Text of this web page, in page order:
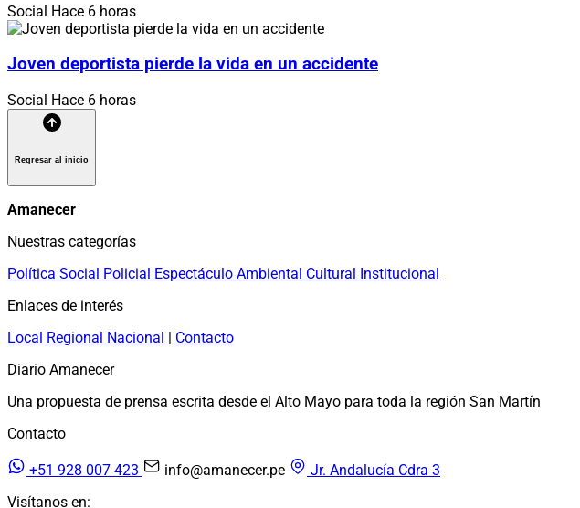
Social Hace 6 horas
Joven deportista pierde la vida en un accidente
Social Hace 6 horas
Regresar al inicio
Amanecer
Nuestras categorías
Política Social Policial Espectáculo Ambiental Cultural Institucional
Enlaces de interés
Local Regional Nacional | Contacto
Diario Amanecer
Una propuesta de prensa escrita desde el Alto Mayo para toda la región San Martín
Contacto
+51 928 007 423 info@amanecer.pe
Jr. Andalucía Cdra 3
Visítanos en: